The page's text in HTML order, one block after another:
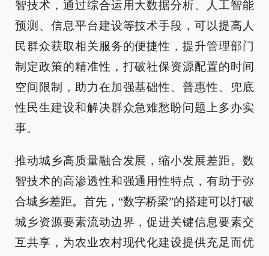
智技术，通过综合运用大数据分析、人工智能
预测、信息平台建设等技术手段，可以提高人
民群众获取相关服务的便捷性，提升管理部门
制定政策的精准性，打破社保资源配置的时间
空间限制，助力在加强基础性、普惠性、兜底
性民生建设和解决群众急难愁盼问题上多办实
事。
推动城乡高质量融合发展，缩小发展差距。数
智技术的高渗透性和强通用性特点，有助于弥
合城乡差距。首先，“数字桥梁”的搭建可以打破
城乡资源要素流动边界，促进关键信息要素交
互共享，为农业农村现代化建设提供充足而优